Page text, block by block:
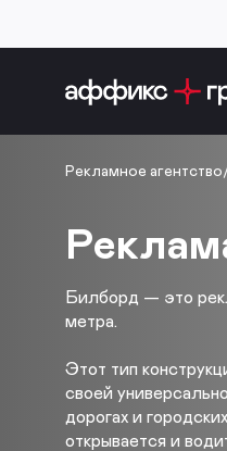
Рекламное агентство
Билборд — это
метра.
Этот тип
своей
дорогах и
открывается и